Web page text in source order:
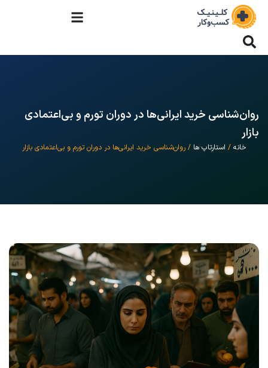
روان‌شناسی خرید ایرانی‌ها در دوران تورم و بی‌اعتمادی
بازار
خانه / استارتاپ ها / روان‌شناسی خرید ایرانی‌ها در دوران تورم و بی‌اعتمادی بازار